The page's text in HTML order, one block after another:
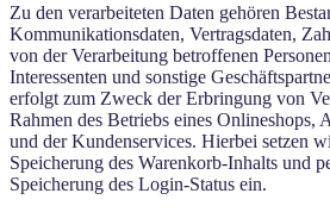
Zu den verarbeiteten Daten gehören
Kommunikationsdaten, Vertragsdaten,
von der Verarbeitung betroffenen
Interessenten und sonstige
erfolgt zum Zweck der Erbringung von
Rahmen des Betriebs eines Onlineshops,
und der Kundenservices. Hierbei setzen
Speicherung des Warenkorb-Inhalts und
Speicherung des Login-Status ein.